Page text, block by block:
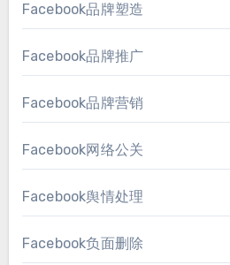
Facebook品牌塑造
Facebook品牌推广
Facebook品牌营销
Facebook网络公关
Facebook舆情处理
Facebook负面删除